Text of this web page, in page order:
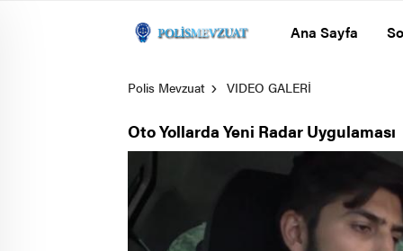
Ana Sayfa
Polis Mevzuat VIDEO GALERİ
Oto Yollarda Yeni Radar Uygulaması